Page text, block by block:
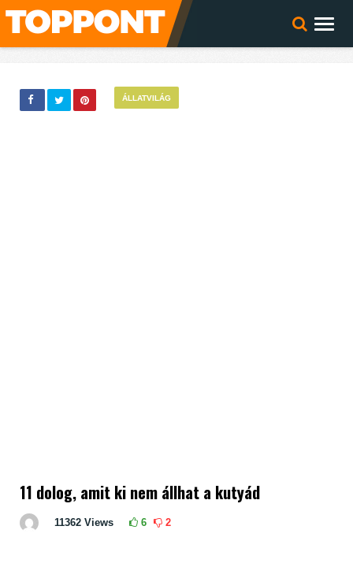
ÁLLATVILÁG
11 dolog, amit ki nem állhat a kutyád
11362 Views 6 2